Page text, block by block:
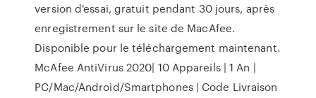
version d'essai, gratuit pendant 30 jours, après
enregistrement sur le site de MacAfee.
Disponible pour le téléchargement maintenant.
McAfee AntiVirus 2020| 10 Appareils | 1 An |
PC/Mac/Android/Smartphones | Code Livraison